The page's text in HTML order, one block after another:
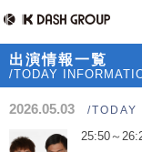
出演情報一覧
/TODAY
2026.05.03 /TODAY
25:50～